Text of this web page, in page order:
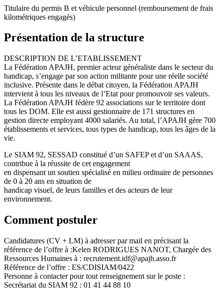
Titulaire du permis B et véhicule personnel (remboursement de frais
kilométriques engagés)
Présentation de la structure
DESCRIPTION DE L’ETABLISSEMENT
La Fédération APAJH, premier acteur généraliste dans le secteur du
handicap, s’engage par son action militante pour une réelle société
inclusive. Présente dans le débat citoyen, la Fédération APAJH
intervient à tous les niveaux de l’Etat pour promouvoir ses valeurs.
La Fédération APAJH fédère 92 associations sur le territoire dont
tous les DOM. Elle est aussi gestionnaire de 171 structures en
gestion directe employant 4000 salariés. Au total, l’APAJH gère 700
établissements et services, tous types de handicap, tous les âges de la
vie.
Le SIAM 92, SESSAD constitué d’un SAFEP et d’un SAAAS,
contribue à la réussite de cet engagement
en dispensant un soutien spécialisé en milieu ordinaire de personnes
de 0 à 20 ans en situation de
handicap visuel, de leurs familles et des acteurs de leur
environnement.
Comment postuler
Candidatures (CV + LM) à adresser par mail en précisant la
référence de l’offre à :Kelen RODRIGUES NANOT, Chargée des
Ressources Humaines à : recrutement.idf@apajh.asso.fr
Référence de l’offre : ES/CDISIAM/0422
Personne à contacter pour tout renseignement sur le poste :
Secrétariat du SIAM 92 : 01 41 44 88 10